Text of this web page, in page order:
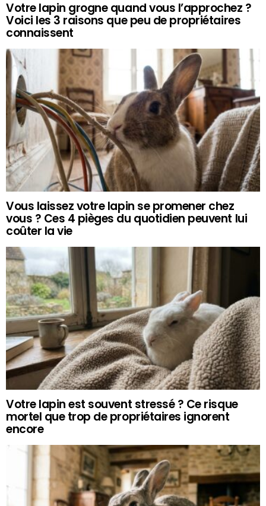
Votre lapin grogne quand vous l’approchez ?
Voici les 3 raisons que peu de propriétaires
connaissent
Vous laissez votre lapin se promener chez
vous ? Ces 4 pièges du quotidien peuvent lui
coûter la vie
Votre lapin est souvent stressé ? Ce risque
mortel que trop de propriétaires ignorent
encore